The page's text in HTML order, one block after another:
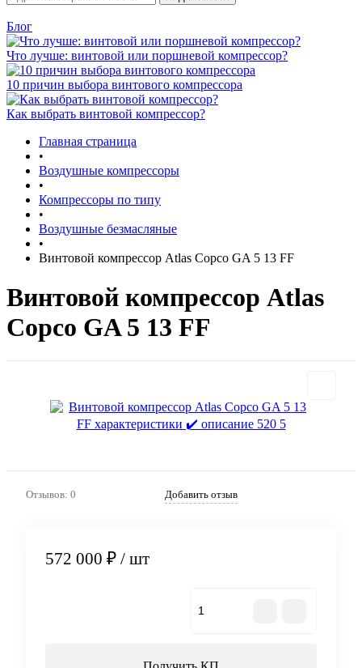
Блог
Что лучше: винтовой или поршневой компрессор?
10 причин выбора винтового компрессора
Как выбрать винтовой компрессор?
Главная страница
•
Воздушные компрессоры
•
Компрессоры по типу
•
Воздушные безмасляные
•
Винтовой компрессор Atlas Copco GA 5 13 FF
Винтовой компрессор Atlas
Copco GA 5 13 FF
Отзывов: 0 Добавить отзыв
572 000 ₽ / шт